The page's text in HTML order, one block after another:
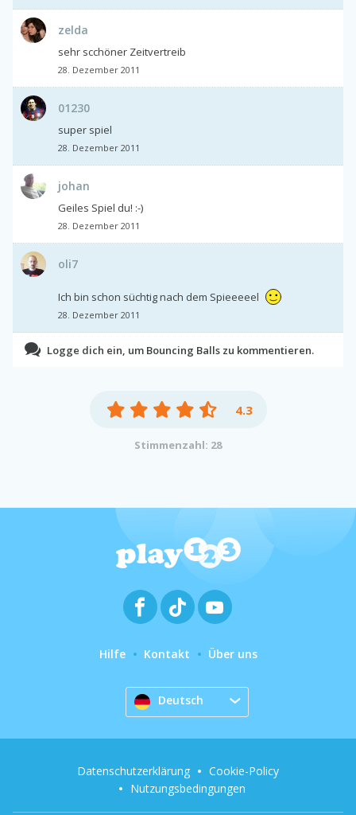
zelda
sehr scchöner Zeitvertreib
28. Dezember 2011
01230
super spiel
28. Dezember 2011
johan
Geiles Spiel du! :-)
28. Dezember 2011
oli7
Ich bin schon süchtig nach dem Spieeeeel
28. Dezember 2011
Logge dich ein, um Bouncing Balls zu kommentieren.
4.3
Stimmenzahl: 28
Hilfe Kontakt Über uns
Deutsch
Datenschutzerklärung
Cookie-Policy
Nutzungsbedingungen